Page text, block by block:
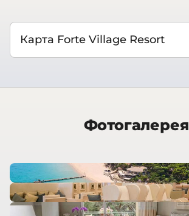
Карта Forte Village Resort
Фотогалерея